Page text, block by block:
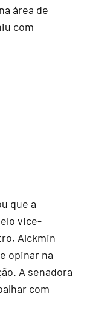
área de
com
que a
vice-
Alckmin
opinar na
A senadora
com